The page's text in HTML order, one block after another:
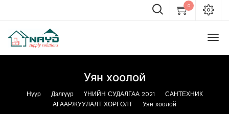
0
Уян хоолой
Нүүр Дэлгүүр ҮНИЙН СУДАЛГАА 2021
САНТЕХНИК
АГААРЖУУЛАЛТ ХӨРГӨЛТ
Уян хоолой